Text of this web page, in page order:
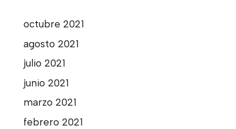
octubre 2021
agosto 2021
julio 2021
junio 2021
marzo 2021
febrero 2021